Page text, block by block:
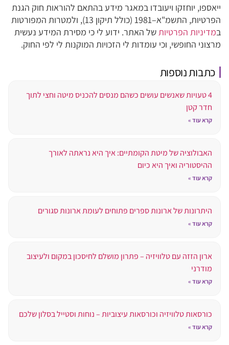
ייאספו, יוחזקו ויעובדו במאגר מידע בהתאם להוראות חוק הגנת
הפרטיות, התשמ"א–1981 (כולל תיקון 13), ולמטרות המפורטות
במדיניות הפרטיותשל האתר. ידוע לי כי מסירת המידע נעשית
מרצוני החופשי, וכי עומדות לי הזכויות המוקנות לי לפי החוק.
כתבות נוספות
4 טעויות שאנשים עושים כשהם מנסים להכניס מיטה וחצי לתוך
חדר קטן
קרא עוד »
האבולוציה של מיטת הקומתיים: איך היא נראתה לאורך
ההיסטוריה ואיך היא כיום
קרא עוד »
היתרונות של ארונות ספרים פתוחים לעומת ארונות סגורים
קרא עוד »
ארון הזזה עם טלוויזיה – פתרון מושלם לחיסכון במקום ולעיצוב
מודרני
קרא עוד »
כורסאות טלוויזיה וכורסאות עיצוביות – נוחות וסטייל בסלון שלכם
קרא עוד »